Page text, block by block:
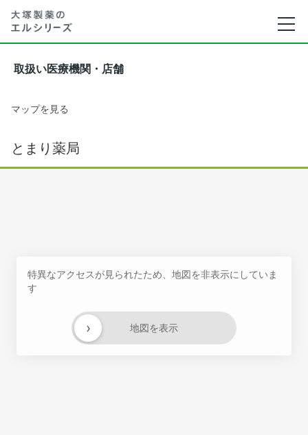
取扱い医療機関・店舗
マップを見る
とまり薬局
特異なアクセスが見られたため、地図を非表示にしていま
す
地図を表示
›